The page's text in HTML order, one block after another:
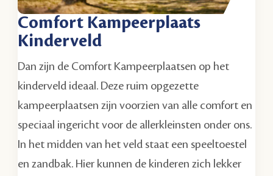
Comfort Kampeerplaats
Kinderveld
Dan zijn de Comfort Kampeerplaatsen op het
kinderveld ideaal. Deze ruim opgezette
kampeerplaatsen zijn voorzien van alle comfort en
speciaal ingericht voor de allerkleinsten onder ons.
In het midden van het veld staat een speeltoestel
en zandbak. Hier kunnen de kinderen zich lekker